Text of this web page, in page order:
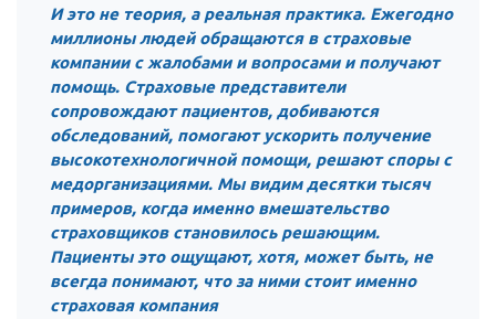
И это не теория, а реальная практика. Ежегодно
миллионы людей обращаются в страховые
компании с жалобами и вопросами и получают
помощь. Страховые представители
сопровождают пациентов, добиваются
обследований, помогают ускорить получение
высокотехнологичной помощи, решают споры с
медорганизациями. Мы видим десятки тысяч
примеров, когда именно вмешательство
страховщиков становилось решающим.
Пациенты это ощущают, хотя, может быть, не
всегда понимают, что за ними стоит именно
страховая компания